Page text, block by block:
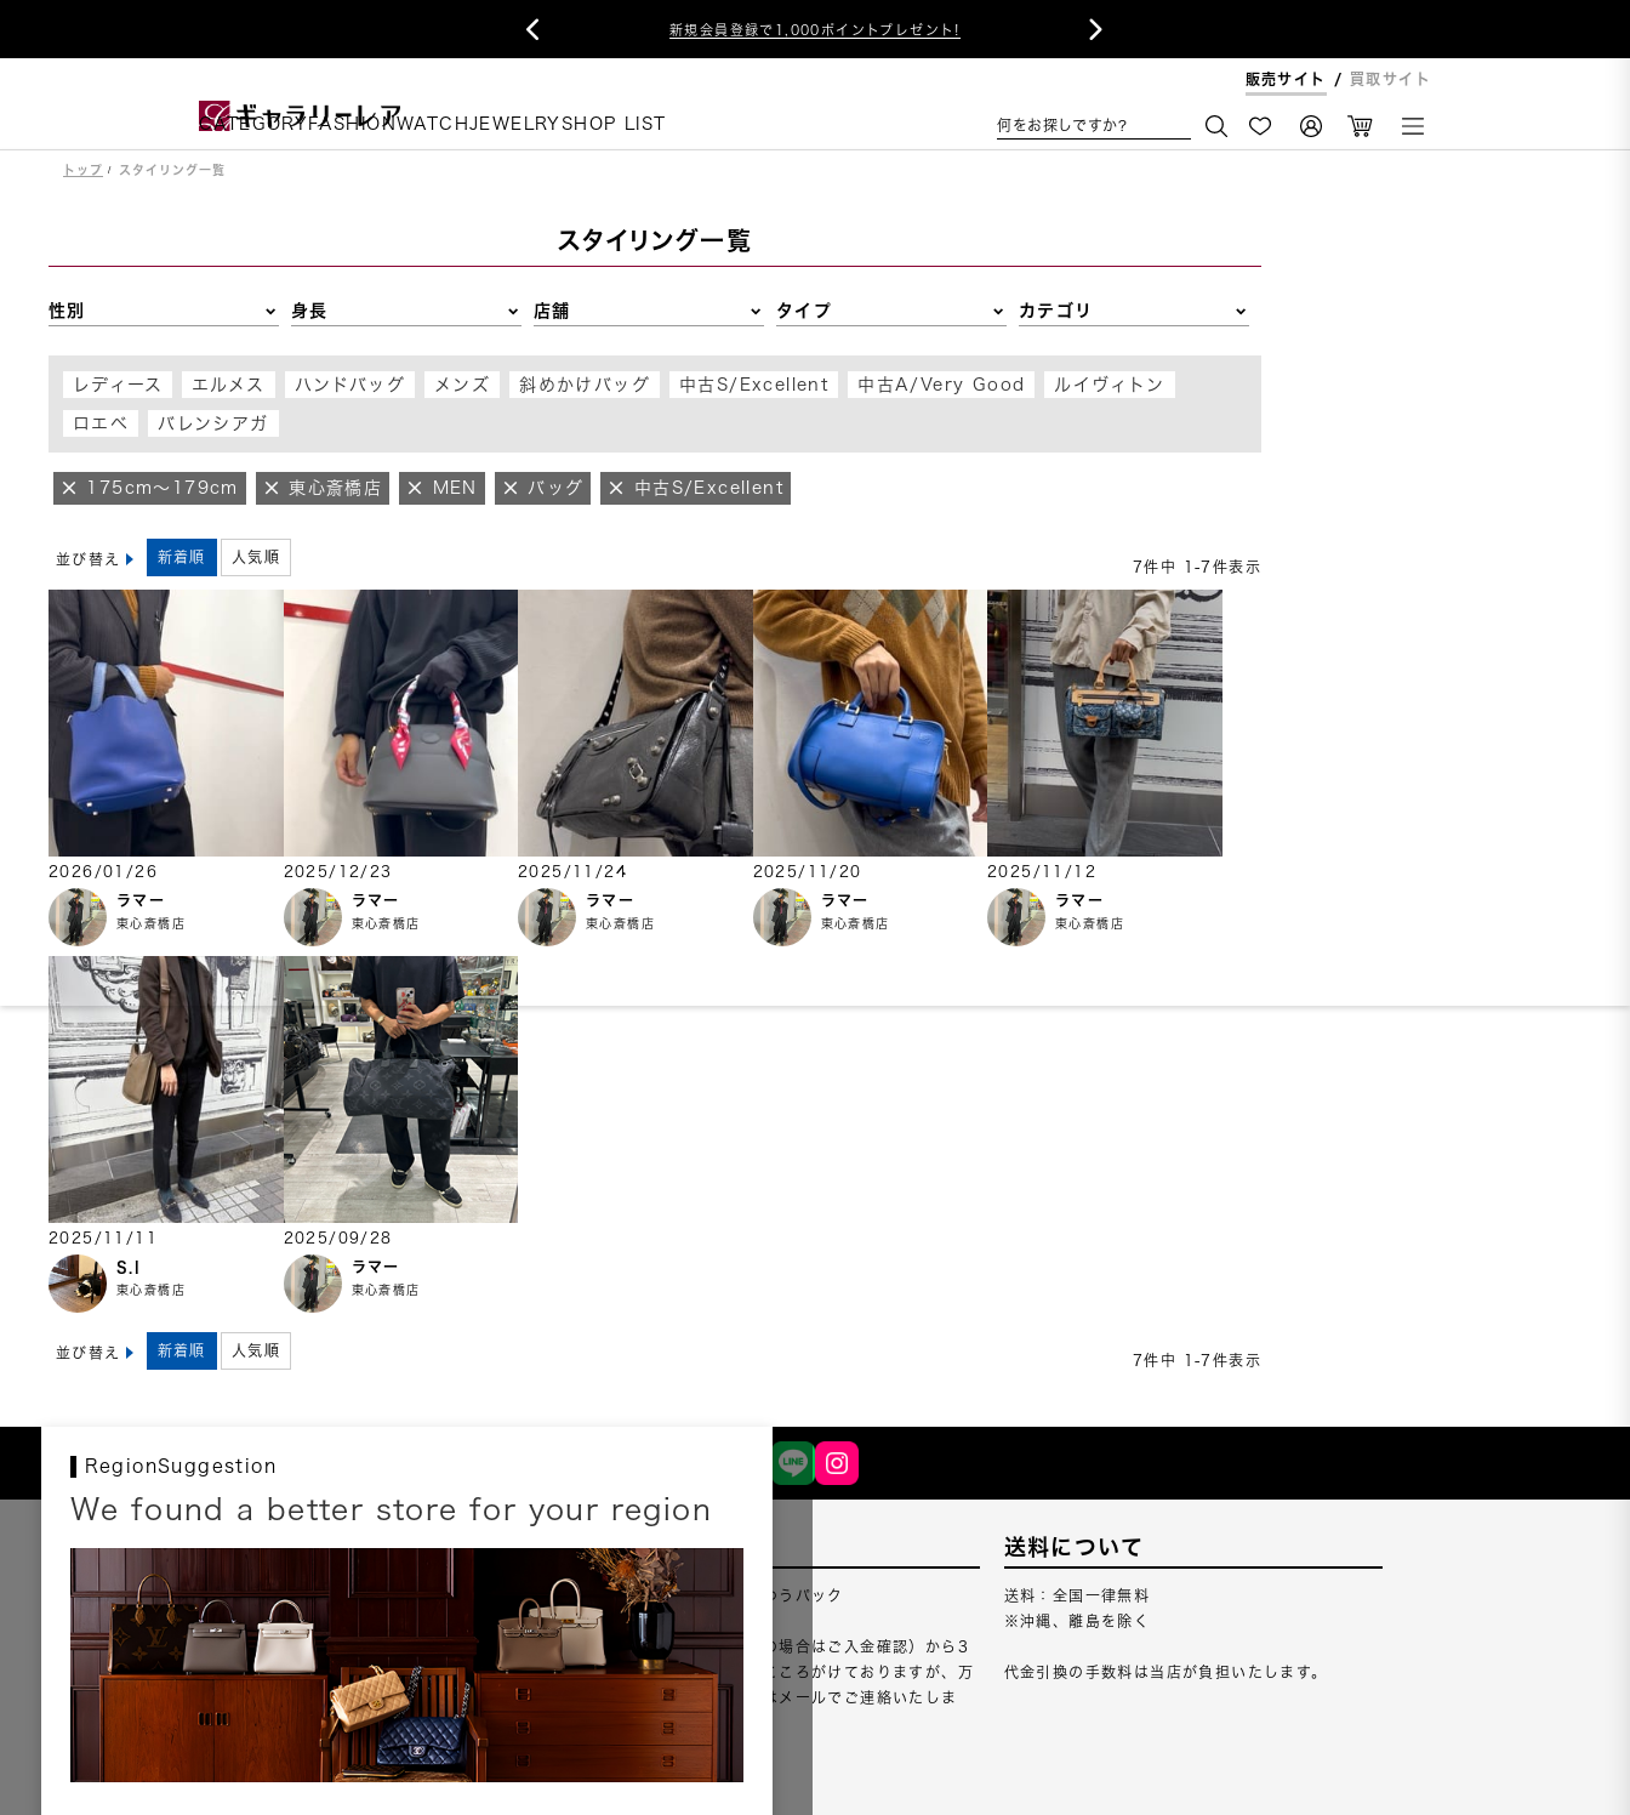
新規会員登録で1,000ポイントプレゼント!
 
販売サイト 買取サイト
CATEGORY FASHIONWATCHJEWELRY SHOP LIST 何をお探しですか?
トップ スタイリング一覧
スタイリング一覧
性別 身長 店舗 タイプ カテゴリ
レディース エルメス ハンドバッグ メンズ 斜めかけバッグ 中古S/Excellent 中古A/Very Good ルイヴィトン
ロエベ バレンシアガ
175cm～179cm 東心斎橋店 MEN バッグ 中古S/Excellent
並び替え 新着順 人気順
7件中 1 -7 件表示
2026/01/26
ラマー
東心斎橋店
2025/12/23
ラマー
東心斎橋店
2025/11/24
ラマー
東心斎橋店
2025/11/20
ラマー
東心斎橋店
2025/11/12
ラマー
東心斎橋店
2025/11/11
S.I
東心斎橋店
2025/09/28
ラマー
東心斎橋店
並び替え 新着順 人気順
7件中 1 -7 件表示
RegionSuggestion
We found a better store for your region
お支払いについて
以下のお支払方法が利用可能です。
クレジットカード
ショッピングローン
銀行振込・郵便振替
代金引換
Amazon Pay
PayPay
配送について
配送業者：佐川急便・ゆうパック
ご注文確認（銀行振込の場合はご入金確認）から3
営業日以内のご出荷をこころがけておりますが、万
が一出荷が遅れる場合はメールでご連絡いたしま
詳しくはこちら
送料について
送料：全国一律無料
※沖縄、離島を除く
代金引換の手数料は当店が負担いたします。